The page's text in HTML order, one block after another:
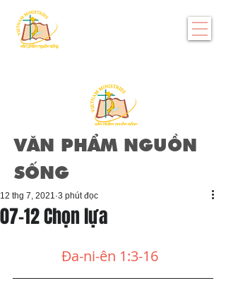
VĂN PHẨM NGUỒN
SỐNG
07-12 Chọn lựa
12 thg 7, 2021 3 phút đọc
Đa-ni-ên 1:3-16